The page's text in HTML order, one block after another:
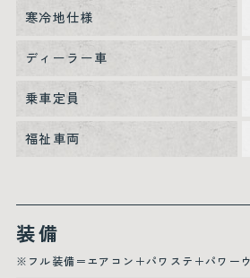
寒冷地仕様
ディーラー車
乗車定員
福祉車両
装備
※フル装備＝エアコン＋パワステ＋パワー